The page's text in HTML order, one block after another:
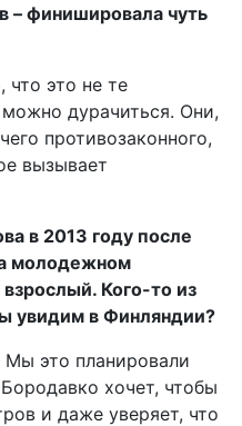
– финишировала чуть
что это не те
дурачиться. Они,
противозаконного,
вызывает
в 2013 году после
молодежном
Кого-то из
увидим в Финляндии?
Мы это планировали
хочет, чтобы
и даже уверяет, что